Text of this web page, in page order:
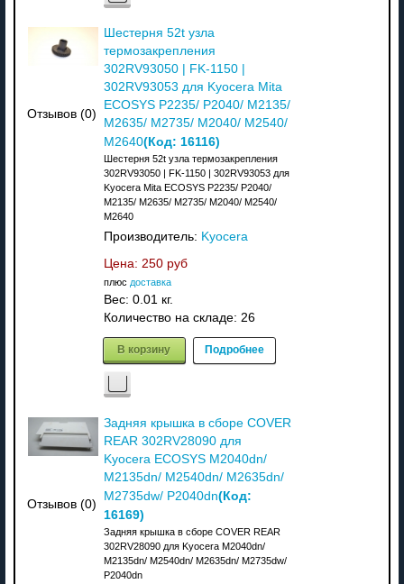
Отзывов (0)
Шестерня 52t узла
термозакрепления
302RV93050 | FK-1150 |
302RV93053 для Kyocera Mita
ECOSYS P2235/ P2040/ M2135/
M2635/ M2735/ M2040/ M2540/
M2640(Код: 16116)
Шестерня 52t узла термозакрепления
302RV93050 | FK-1150 | 302RV93053 для
Kyocera Mita ECOSYS P2235/ P2040/
M2135/ M2635/ M2735/ M2040/ M2540/
M2640
Производитель: Kyocera
Цена: 250 руб
плюс доставка
Вес: 0.01 кг.
Количество на складе: 26
В корзину Подробнее
Отзывов (0)
Задняя крышка в сборе COVER
REAR 302RV28090 для
Kyocera ECOSYS M2040dn/
M2135dn/ M2540dn/ M2635dn/
M2735dw/ P2040dn(Код:
16169)
Задняя крышка в сборе COVER REAR
302RV28090 для Kyocera M2040dn/
M2135dn/ M2540dn/ M2635dn/ M2735dw/
P2040dn